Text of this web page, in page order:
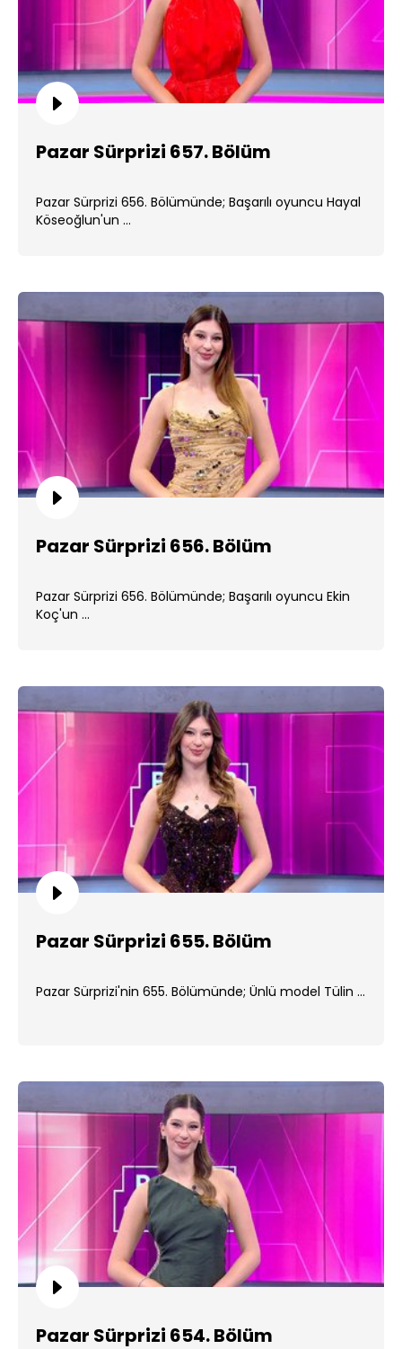
Pazar Sürprizi 657. Bölüm
Pazar Sürprizi 656. Bölümünde; Başarılı oyuncu Hayal
Köseoğlun'un ...
Pazar Sürprizi 656. Bölüm
Pazar Sürprizi 656. Bölümünde; Başarılı oyuncu Ekin
Koç'un ...
Pazar Sürprizi 655. Bölüm
Pazar Sürprizi'nin 655. Bölümünde; Ünlü model Tülin ...
Pazar Sürprizi 654. Bölüm